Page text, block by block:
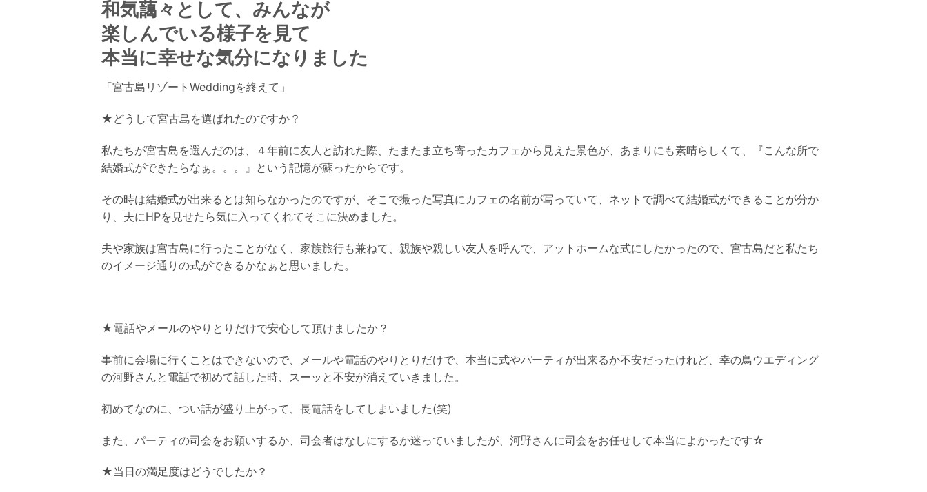
和気藹々として、 みんなが
楽しんでいる様子を見て
本当に幸せな気分になりました
「宮古島リゾートWeddingを終えて」
★どうして宮古島を選ばれたのですか？
私たちが宮古島を選んだのは、４年前に友人と訪れた際、たまたま立ち寄ったカフェから 見えた景色が、 あまりにも素晴らしくて、『こんな所で
結婚式ができたらなぁ。。。』 という記憶が蘇ったからです。
その時は結婚式が出来るとは知らなかったのですが、そこで撮った写真にカフェの名前が写っていて、 ネットで調べて結婚式ができることが分か
り、夫にHPを見せたら気に入ってくれてそこに決めました。
夫や家族は宮古島に行ったことがなく、家族旅行も兼ねて、親族や親しい友人を呼んで、 アットホームな式にしたかったので、 宮古島だと私たち
のイメージ通りの式ができるかなぁと思いました。
★電話やメールのやりとりだけで安心して頂けましたか？
事前に会場に行くことはできないので、メールや電話のやりとりだけで、 本当に式やパーティが出来るか不安だったけれど、 幸の鳥ウエディング
の河野さんと電話で初めて話した時、 スーッと不安が消えていきました。
初めてなのに、つい話が盛り上がって、長電話をしてしまいました(笑)
また、パーティの司会をお願いするか、司会者はなしにするか迷っていましたが、 河野さんに司会をお任せして本当によかったです☆
★当日の満足度はどうでしたか？